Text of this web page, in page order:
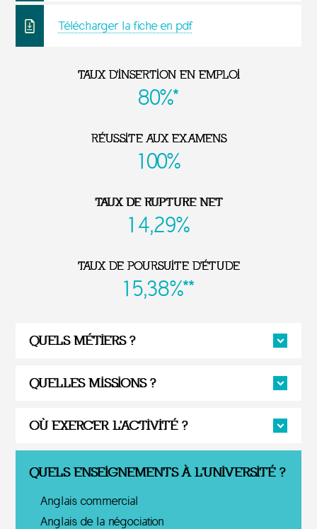
Télécharger la fiche en pdf
TAUX D'INSERTION EN EMPLOI
80%*
RÉUSSITE AUX EXAMENS
100%
TAUX DE RUPTURE NET
14,29%
TAUX DE POURSUITE D'ÉTUDE
15,38%**
QUELS MÉTIERS ?
QUELLES MISSIONS ?
OÙ EXERCER L'ACTIVITÉ ?
QUELS ENSEIGNEMENTS À L'UNIVERSITÉ ?
Anglais commercial
Anglais de la négociation